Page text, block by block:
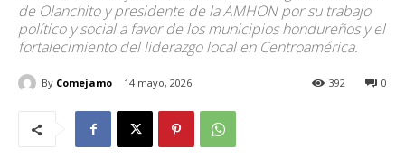
de Olanchito y presidente de la AMHON por su trabajo
político y social a favor de los municipios hondureños y el
fortalecimiento del liderazgo local en Centroamérica.
By Comejamo 14 mayo, 2026 0
392